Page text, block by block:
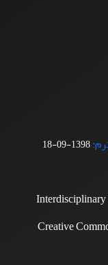
1398-09-18
Interdisciplinary
Creative